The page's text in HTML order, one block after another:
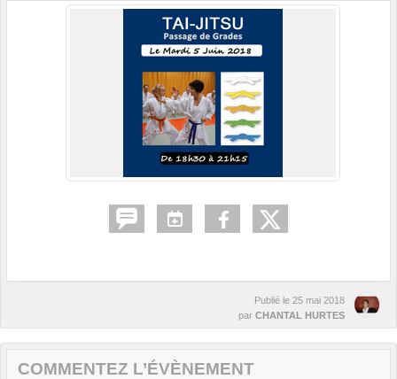
Publié le 25 mai 2018
par CHANTAL HURTES
COMMENTEZ L’ÉVÈNEMENT